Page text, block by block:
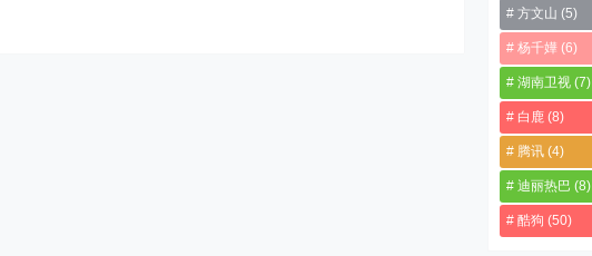
方文山 (5)
杨千嬅 (6)
湖南卫视 (7)
白鹿 (8)
腾讯 (4)
迪丽热巴 (8)
酷狗 (50)